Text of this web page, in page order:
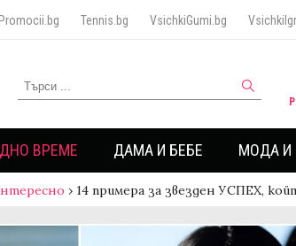
Tennis.bg VsichkiGumi.bg
ВРЕМЕ ДАМА И БЕБЕ МОДА И
› 14 примера за звезден УСПЕХ,